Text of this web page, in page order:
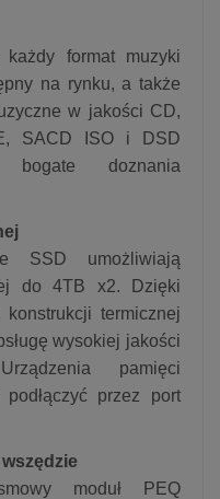
każdy format muzyki
na rynku, a także
w jakości CD,
SACD ISO i DSD
bogate doznania
SSD umożliwiają
do 4TB x2. Dzięki
termicznej
wysokiej jakości
pamięci
przez port
moduł PEQ